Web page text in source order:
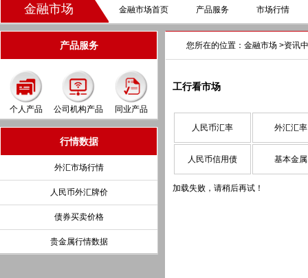
金融市场 金融市场首页 产品服务 市场行情
产品服务
个人产品 公司机构产品 同业产品
行情数据
外汇市场行情
人民币外汇牌价
债券买卖价格
贵金属行情数据
您所在的位置： 金融市场 >资讯
工行看市场
人民币汇率 外汇汇率
人民币信用债 基本金属
加载失败，请稍后再试！